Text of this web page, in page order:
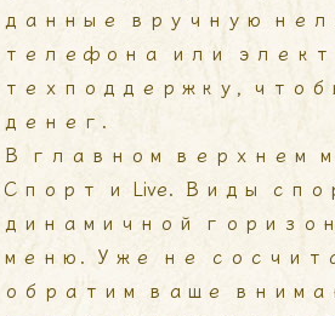
данные вручную
телефона или
техподдержку,
денег.
В главном верхнем
Спорт и Live. Виды
динамичной
меню. Уже не
обратим ваше